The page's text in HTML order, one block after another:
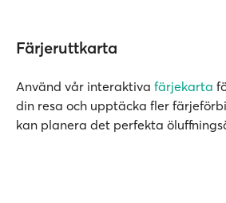
Färjeruttkarta
Använd vår interaktiva färjekarta
din resa och upptäcka fler
kan planera det perfekta